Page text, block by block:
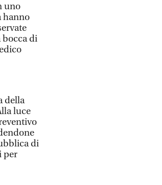
uno
hanno
bocca di
della
luce
di
per